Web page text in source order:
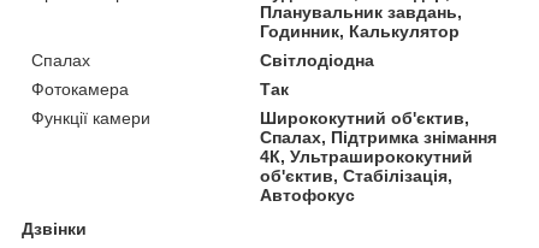
Планувальник завдань,
Годинник, Калькулятор
Спалах
Світлодіодна
Фотокамера
Так
Функції камери
Ширококутний об'єктив,
Спалах, Підтримка знімання
4К, Ультраширококутний
об'єктив, Стабілізація,
Автофокус
Дзвінки